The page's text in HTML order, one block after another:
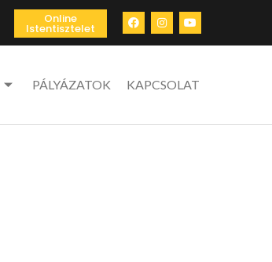
Online
Istentisztelet
PÁLYÁZATOK KAPCSOLAT